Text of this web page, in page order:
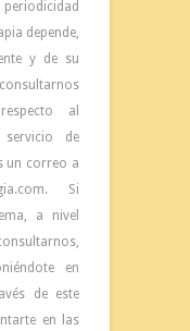
depende,
y de su
al
de
un correo a
Si
a nivel
en
de este
en las